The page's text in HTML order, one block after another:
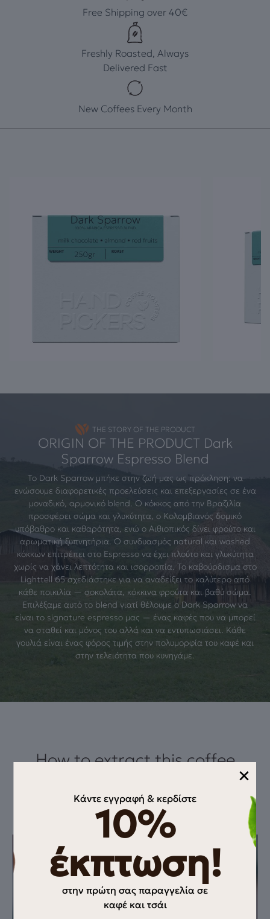
Free Shipping over 40€
Freshly Roasted, Always
Delivered Fast
New Coffees Every Month
THE STORY OF THE PRODUCT
ORIGIN OF THE PRODUCT Dark
Sparrow Espresso Blend
Το Dark Sparrow μπήκε στην ζωή μας ως πρόκληση: να
ενώσουμε διαφορετικές προελεύσεις και επεξεργασίες σε ένα
μοναδικό, αρμονικό blend. Ο κόκκος από την Βραζιλία
προσφέρει σώμα και γλυκύτητα, ο Κολομβιανός δομικό
υπόβαθρο και καθαρότητα, ενώ ο Αιθιοπικός δίνει φρούτο και
αρωματική ξυπνητήρια. Ο συνδυασμός natural και washed
κόκκων επιτρέπει στο Espresso να έχει πλούτο και γλυκύτητα
χωρίς να χάνει λεπτότητα και ισορροπία. Το καβούρδισμα στο
Lighttell 65 σχεδιάστηκε για να αναδείξει το καλύτερο από
κάθε ποικιλία — σοκολάτα, κόκκινα φρούτα και βαθύ σώμα.
Επιλέξαμε αυτό το blend γιατί θέλουμε ο Dark Sparrow να
είναι το signature espresso μας — ένας καφές που να μπορεί
να σταθεί και μόνος του αλλά και να εντυπωσιάσει. Κάθε
γουλιά είναι ένας φόρος τιμής στην πολυμορφία του καφέ και
στην τελειότητα που κυνηγάμε.
How to extract this coffee
Αυτή η συνταγή αναδεικνύει τη σοκολάτα γάλακτος, την
απαλότητα του αμυγδάλου και τη φρουτώδη φρεσκάδα που
χαρίζει η Αιθιοπία. Ένα espresso που ενώνει
×
Κάντε εγγραφή & κερδίστε
10%
έκπτωση!
στην πρώτη σας παραγγελία σε
καφέ και τσάι